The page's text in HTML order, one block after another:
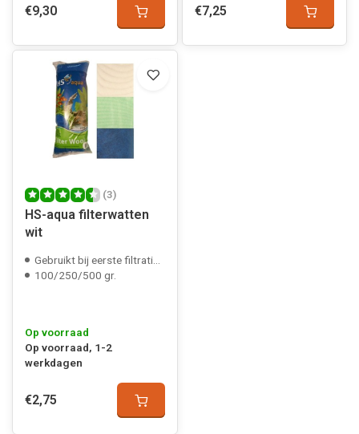
€9,30 €7,25
(3)
HS-aqua filterwatten
wit
Gebruikt bij eerste filtratie stadium
100/250/500 gr.
Op voorraad
Op voorraad, 1-2
werkdagen
€2,75